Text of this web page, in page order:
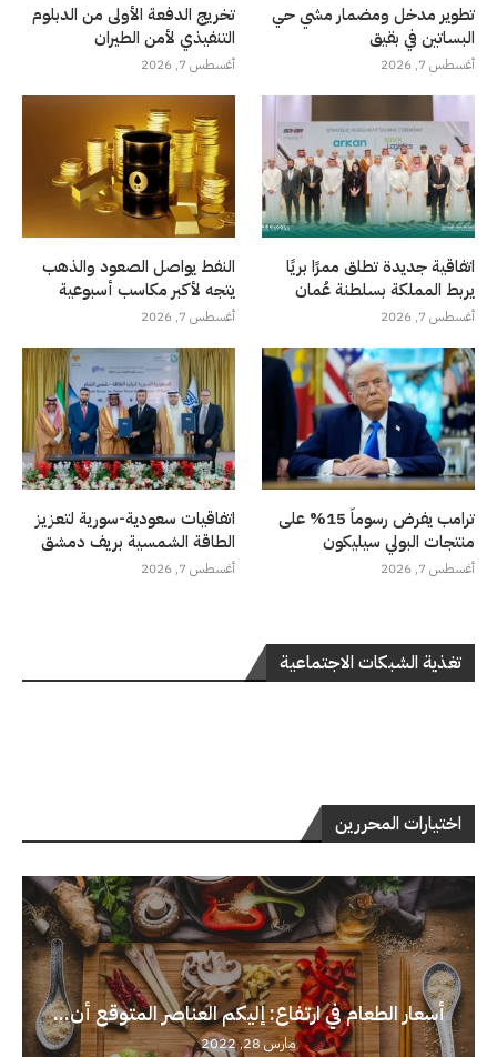
تطوير مدخل ومضمار مشي حي
البساتين في بقيق
أغسطس 7, 2026
تخريج الدفعة الأولى من الدبلوم
التنفيذي لأمن الطيران
أغسطس 7, 2026
اتفاقية جديدة تطلق ممرًا بريًا
يربط المملكة بسلطنة عُمان
أغسطس 7, 2026
النفط يواصل الصعود والذهب
يتجه لأكبر مكاسب أسبوعية
أغسطس 7, 2026
ترامب يفرض رسوماً 15% على
منتجات البولي سيليكون
أغسطس 7, 2026
اتفاقيات سعودية-سورية لتعزيز
الطاقة الشمسية بريف دمشق
أغسطس 7, 2026
تغذية الشبكات الاجتماعية
اختيارات المحررين
أسعار الطعام في ارتفاع: إليكم العناصر المتوقع أن...
مارس 28, 2022